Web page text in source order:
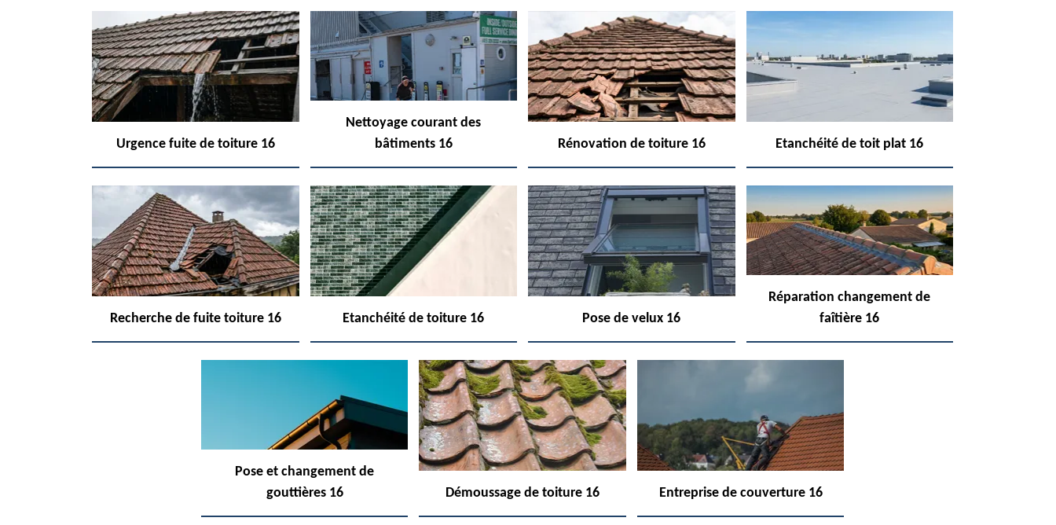
Urgence fuite de toiture 16
Nettoyage courant des
bâtiments 16
Rénovation de toiture 16 Etanchéité de toit plat 16
Recherche de fuite toiture 16 Etanchéité de toiture 16 Pose de velux 16
Réparation changement de
faîtière 16
Pose et changement de
gouttières 16
Démoussage de toiture 16 Entreprise de couverture 16